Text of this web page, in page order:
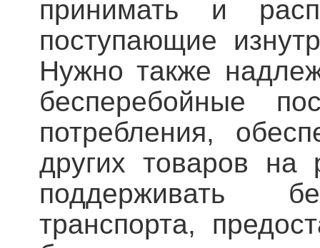
принимать и
поступающие
Нужно также
бесперебойные
потребления,
других товаров на
поддерживать
транспорта,